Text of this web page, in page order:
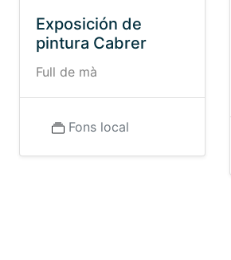
Exposición de
pintura Cabrer
Full de mà
Fons local